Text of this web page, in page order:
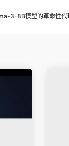
3-8B模型的革命性代